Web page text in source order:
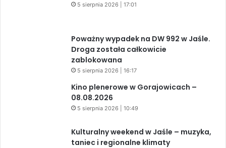
5 sierpnia 2026 | 17:01
Poważny wypadek na DW 992 w Jaśle.
Droga została całkowicie
zablokowana
5 sierpnia 2026 | 16:17
Kino plenerowe w Gorajowicach –
08.08.2026
5 sierpnia 2026 | 10:49
Kulturalny weekend w Jaśle – muzyka,
taniec i regionalne klimaty